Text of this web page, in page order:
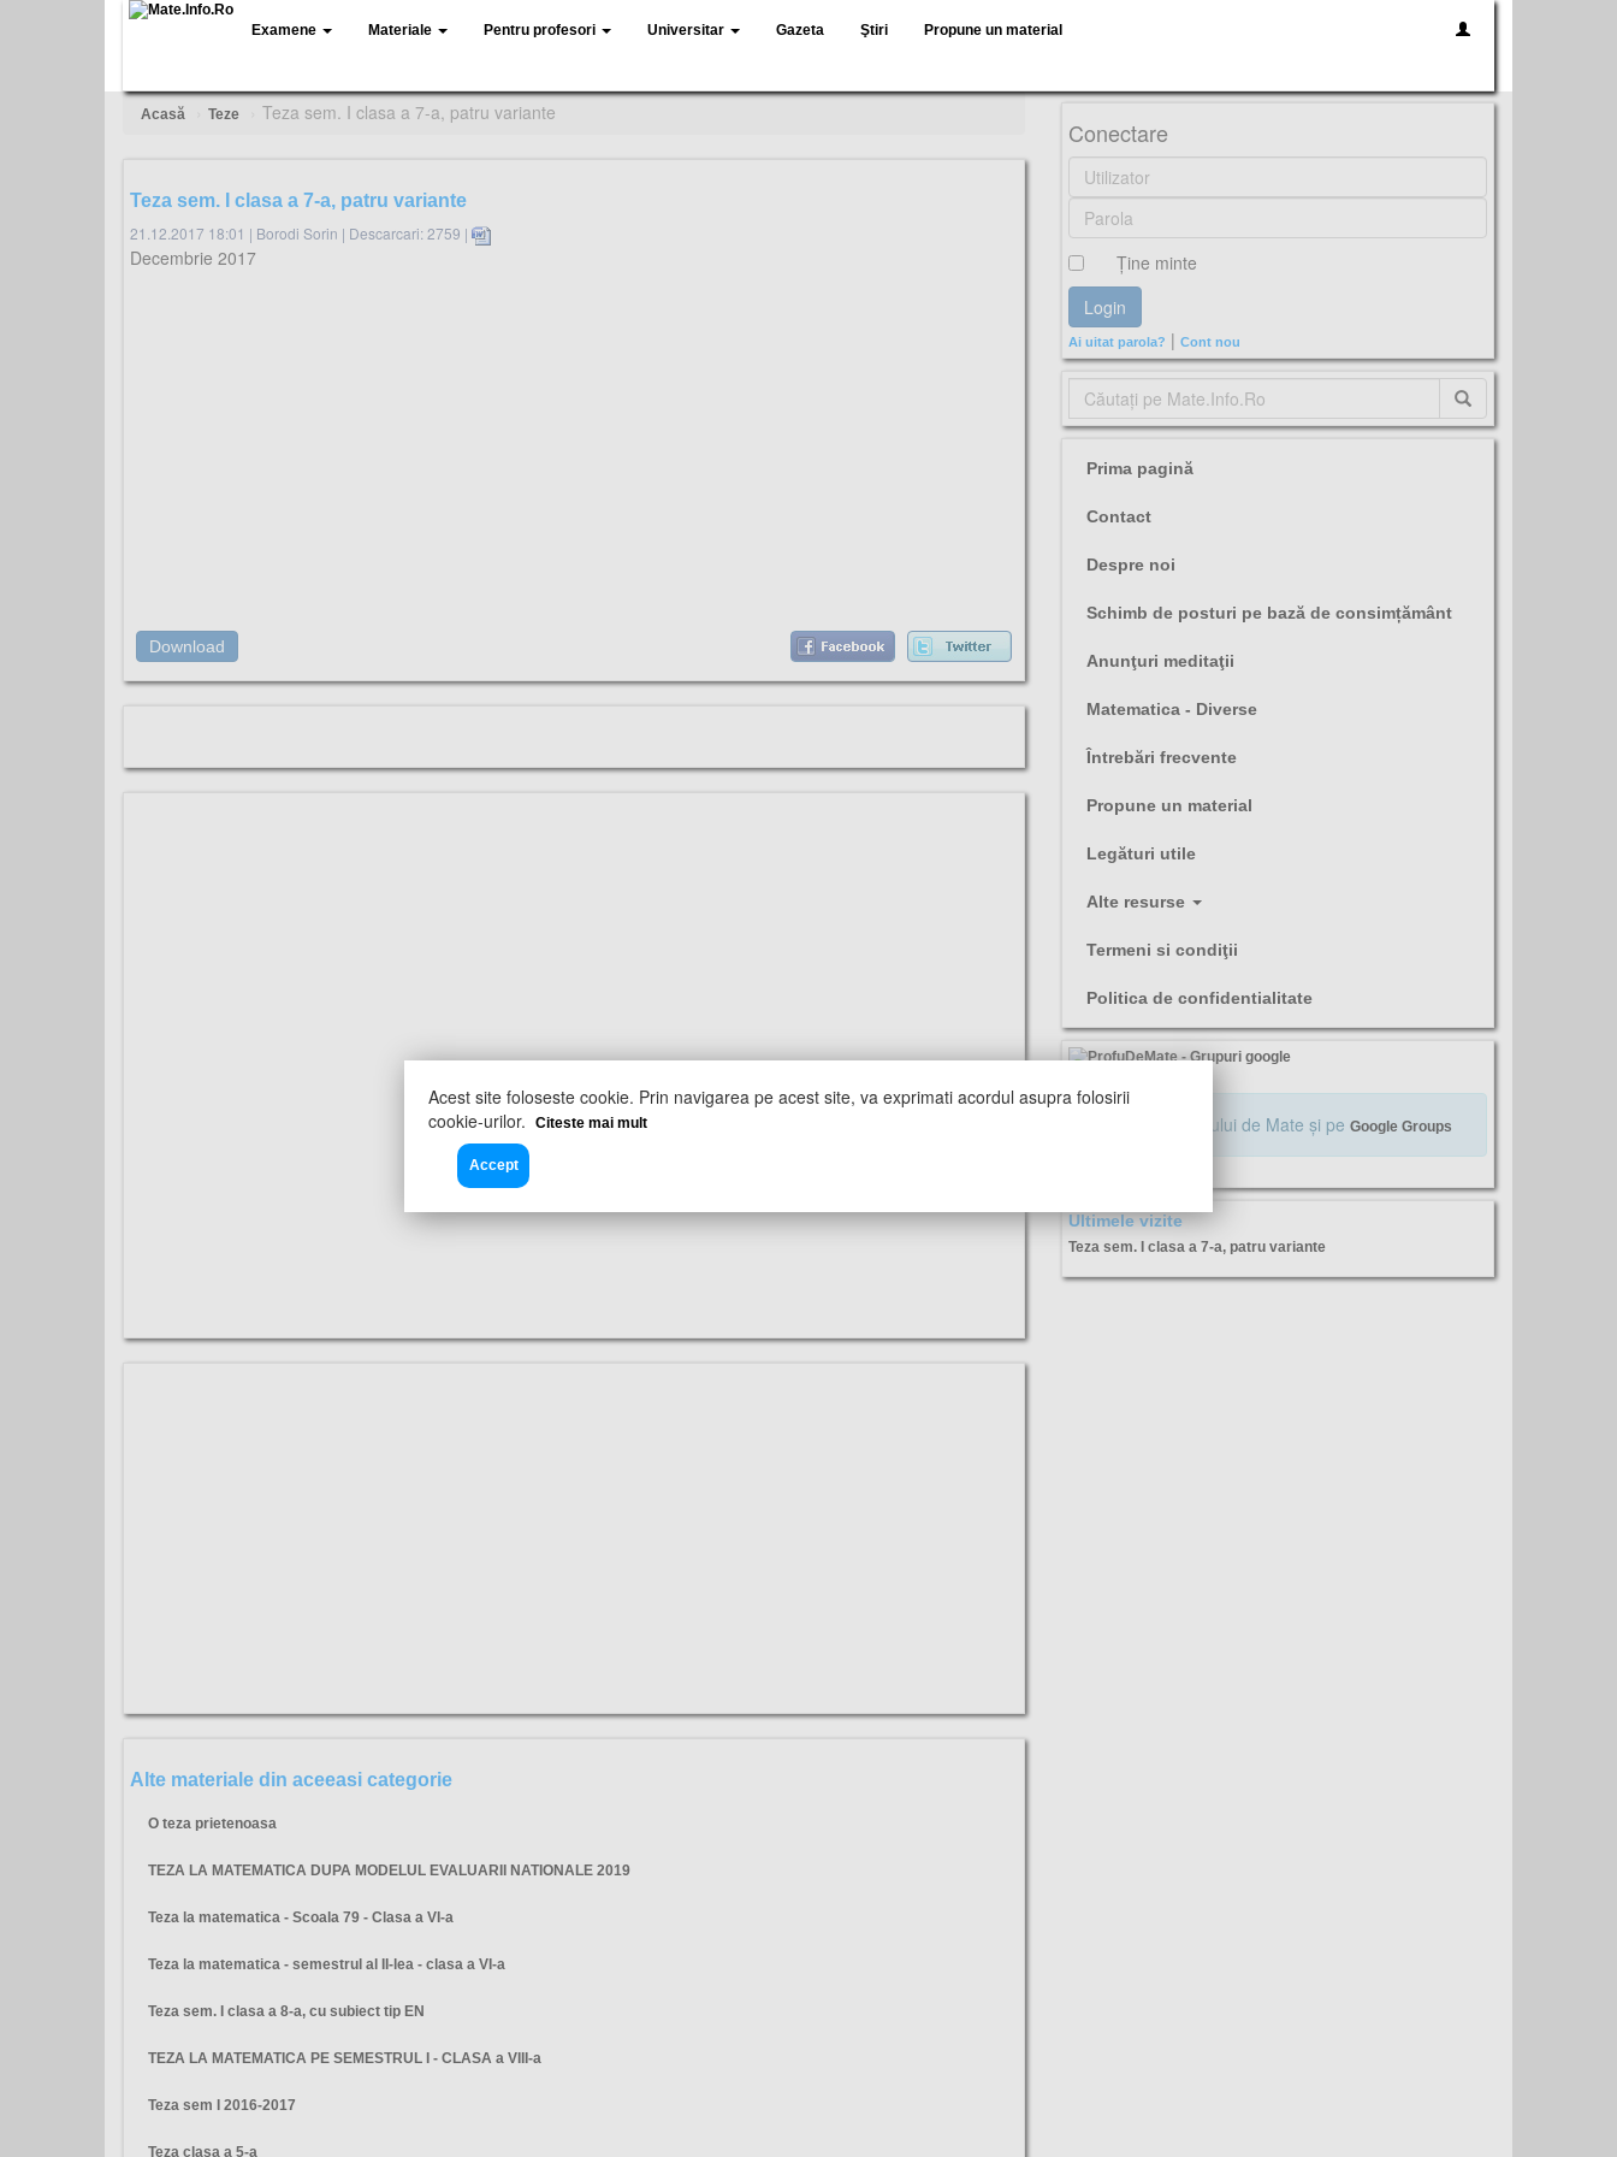
Examene Materiale Pentru profesori Universitar Gazeta Ştiri Propune un material
Acasă Teze Teza sem. I clasa a 7-a, patru variante
Teza sem. I clasa a 7-a, patru variante
21.12.2017 18:01 | Borodi Sorin | Descarcari: 2759 |
Decembrie 2017
Download
Alte materiale din aceeasi categorie
O teza prietenoasa
TEZA LA MATEMATICA DUPA MODELUL EVALUARII NATIONALE 2019
Teza la matematica - Scoala 79 - Clasa a VI-a
Teza la matematica - semestrul al II-lea - clasa a VI-a
Teza sem. I clasa a 8-a, cu subiect tip EN
TEZA LA MATEMATICA PE SEMESTRUL I - CLASA a VIII-a
Teza sem I 2016-2017
Teza clasa a 5-a
Conectare
Ţine minte
Ai uitat parola? | Cont nou
Prima pagină
Contact
Despre noi
Schimb de posturi pe bază de consimțământ
Anunţuri meditaţii
Matematica - Diverse
Întrebări frecvente
Propune un material
Legături utile
Alte resurse
Termeni si condiţii
Politica de confidentialitate
Alăturaţi-vă Profului de Mate şi pe Google Groups
Ultimele vizite
Teza sem. I clasa a 7-a, patru variante
Acest site foloseste cookie. Prin navigarea pe acest site, va exprimati acordul asupra folosirii
cookie-urilor.
Citeste mai mult
Accept